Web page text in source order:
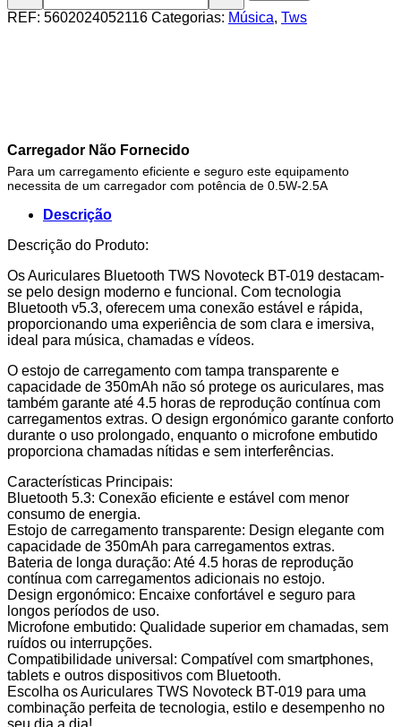
Auriculares
de
Carregamento
Transparente,
Design
Moderno
REF: 5602024052116 Categorias: Música, Tws
Carregador Não Fornecido
Para um carregamento eficiente e seguro este equipamento
necessita de um carregador com potência de 0.5W-2.5A
Descrição
Descrição do Produto:
Os Auriculares Bluetooth TWS Novoteck BT-019 destacam-
se pelo design moderno e funcional. Com tecnologia
Bluetooth v5.3, oferecem uma conexão estável e rápida,
proporcionando uma experiência de som clara e imersiva,
ideal para música, chamadas e vídeos.
O estojo de carregamento com tampa transparente e
capacidade de 350mAh não só protege os auriculares, mas
também garante até 4.5 horas de reprodução contínua com
carregamentos extras. O design ergonómico garante conforto
durante o uso prolongado, enquanto o microfone embutido
proporciona chamadas nítidas e sem interferências.
Características Principais:
Bluetooth 5.3: Conexão eficiente e estável com menor
consumo de energia.
Estojo de carregamento transparente: Design elegante com
capacidade de 350mAh para carregamentos extras.
Bateria de longa duração: Até 4.5 horas de reprodução
contínua com carregamentos adicionais no estojo.
Design ergonómico: Encaixe confortável e seguro para
longos períodos de uso.
Microfone embutido: Qualidade superior em chamadas, sem
ruídos ou interrupções.
Compatibilidade universal: Compatível com smartphones,
tablets e outros dispositivos com Bluetooth.
Escolha os Auriculares TWS Novoteck BT-019 para uma
combinação perfeita de tecnologia, estilo e desempenho no
seu dia a dia!